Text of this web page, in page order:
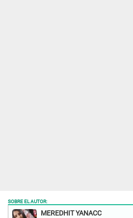
SOBRE EL AUTOR:
MEREDHIT YANACC